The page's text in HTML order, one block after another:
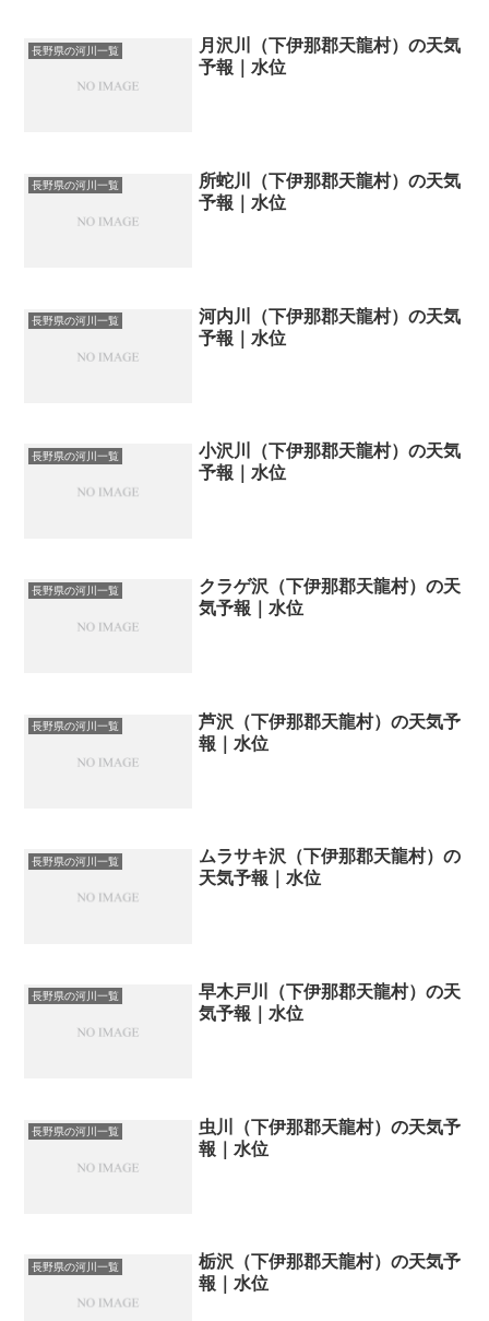
長野県の河川一覧
月沢川（下伊那郡天龍村）の天気
予報｜水位
長野県の河川一覧
所蛇川（下伊那郡天龍村）の天気
予報｜水位
長野県の河川一覧
河内川（下伊那郡天龍村）の天気
予報｜水位
長野県の河川一覧
小沢川（下伊那郡天龍村）の天気
予報｜水位
長野県の河川一覧
クラゲ沢（下伊那郡天龍村）の天
気予報｜水位
長野県の河川一覧
芦沢（下伊那郡天龍村）の天気予
報｜水位
長野県の河川一覧
ムラサキ沢（下伊那郡天龍村）の
天気予報｜水位
長野県の河川一覧
早木戸川（下伊那郡天龍村）の天
気予報｜水位
長野県の河川一覧
虫川（下伊那郡天龍村）の天気予
報｜水位
長野県の河川一覧
栃沢（下伊那郡天龍村）の天気予
報｜水位